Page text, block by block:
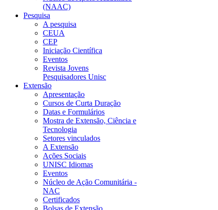
(NAAC)
Pesquisa
A pesquisa
CEUA
CEP
Iniciação Científica
Eventos
Revista Jovens
Pesquisadores Unisc
Extensão
Apresentação
Cursos de Curta Duração
Datas e Formulários
Mostra de Extensão, Ciência e
Tecnologia
Setores vinculados
A Extensão
Ações Sociais
UNISC Idiomas
Eventos
Núcleo de Ação Comunitária -
NAC
Certificados
Bolsas de Extensão